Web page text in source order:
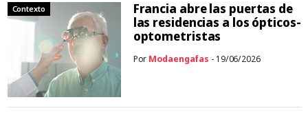
Contexto
Francia abre las puertas de
las residencias a los ópticos-
optometristas
Por Modaengafas - 19/06/2026